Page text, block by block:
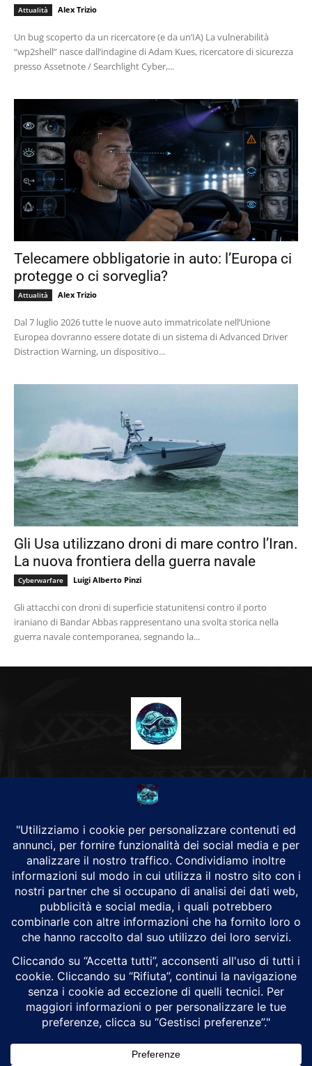
Attualità Alex Trizio
Un bug scoperto da un ricercatore (e da un’IA) La vulnerabilità
“wp2shell” nasce dall’indagine di Adam Kues, ricercatore di sicurezza
presso Assetnote / Searchlight Cyber,...
Telecamere obbligatorie in auto: l’Europa ci
protegge o ci sorveglia?
Attualità Alex Trizio
Dal 7 luglio 2026 tutte le nuove auto immatricolate nell’Unione
Europea dovranno essere dotate di un sistema di Advanced Driver
Distraction Warning, un dispositivo...
Gli Usa utilizzano droni di mare contro l’Iran.
La nuova frontiera della guerra navale
Cyberwarfare Luigi Alberto Pinzi
Gli attacchi con droni di superficie statunitensi contro il porto
iraniano di Bandar Abbas rappresentano una svolta storica nella
guerra navale contemporanea, segnando la...
CHI SIAMO
Alground Geopolitica e Cyberwarfare.
Da una idea di Brunilde Trizio
Alground fa parte del Gruppo Trizio
SEGUICI
Alground - Testata di Art Consulting - P.iva 02701880995 - Genova -